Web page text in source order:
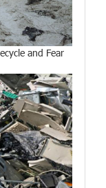
and Fear